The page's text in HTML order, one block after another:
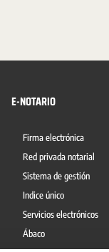
E-NOTARIO
Firma electrónica
Red privada notarial
Sistema de gestión
Indice único
Servicios electrónicos
Ábaco